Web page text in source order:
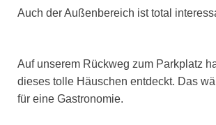
Auch der Außenbereich ist total
Auf unserem Rückweg zum Parkplatz
dieses tolle Häuschen entdeckt. Das
für eine Gastronomie.